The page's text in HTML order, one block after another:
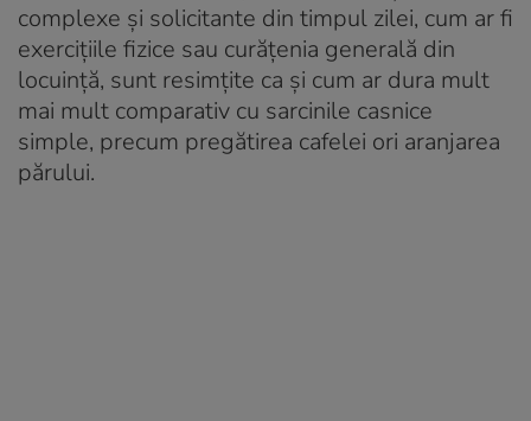
complexe și solicitante din timpul zilei, cum ar fi
exercițiile fizice sau curățenia generală din
locuință, sunt resimțite ca și cum ar dura mult
mai mult comparativ cu sarcinile casnice
simple, precum pregătirea cafelei ori aranjarea
părului.